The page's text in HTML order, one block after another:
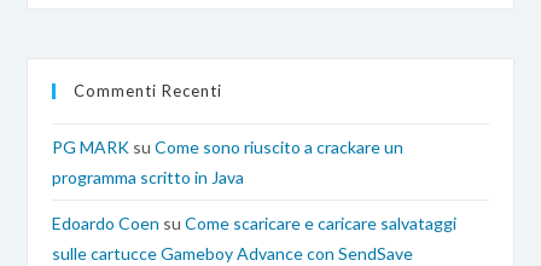
Commenti Recenti
PG MARK suCome sono riuscito a crackare un
programma scritto in Java
Edoardo Coen suCome scaricare e caricare salvataggi
sulle cartucce Gameboy Advance con SendSave